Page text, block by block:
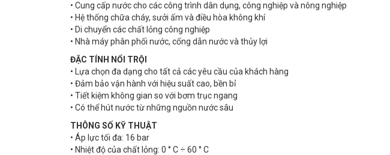
• Cung cấp nước cho các công trình dân dụng, công nghiệp và nông nghiệp
• Hệ thống chữa cháy, sưởi ấm và điều hòa không khí
• Di chuyển các chất lỏng công nghiệp
• Nhà máy phân phối nước, cống dẫn nước và thủy lợi
ĐẶC TÍNH NỔI TRỘI
• Lựa chọn đa dạng cho tất cả các yêu cầu của khách hàng
• Đảm bảo vận hành với hiệu suất cao, bền bỉ
• Tiết kiệm không gian so với bơm trục ngang
• Có thể hút nước từ những nguồn nước sâu
THÔNG SỐ KỸ THUẬT
• Áp lực tối đa: 16 bar
• Nhiệt độ của chất lỏng: 0 ° C ÷ 60 ° C